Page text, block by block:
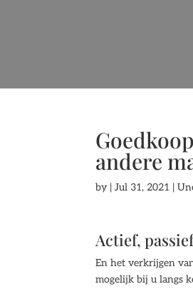
andere
by |Jul 31, 2021 |
Actief,
En het verkrijgen
mogelijk bij u langs